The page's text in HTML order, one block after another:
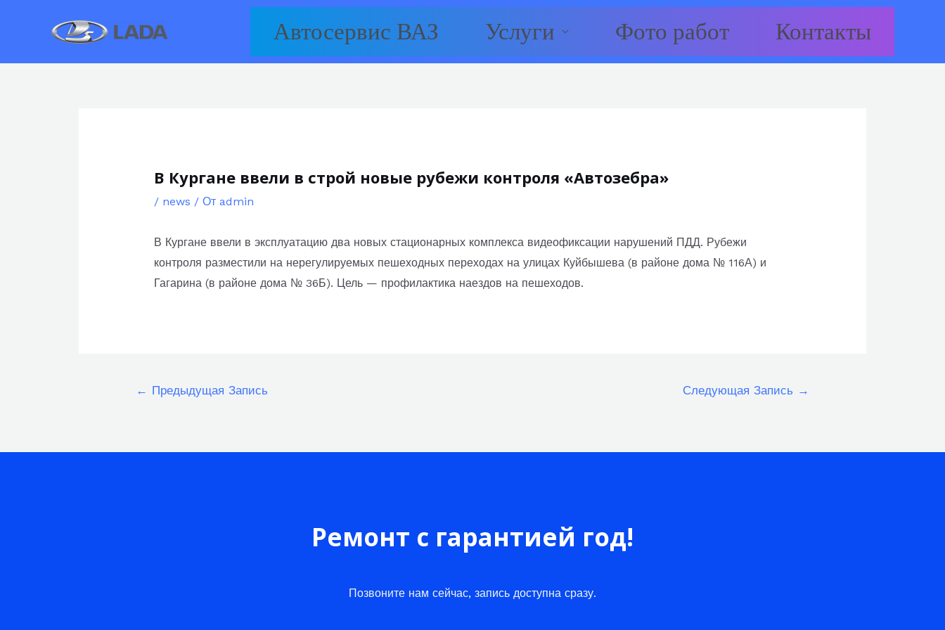
Автосервис ВАЗ Услуги Фото работ Контакты
В Кургане ввели в строй новые рубежи контроля «Автозебра»
/ news / От admin
В Кургане ввели в эксплуатацию два новых стационарных комплекса видеофиксации нарушений ПДД. Рубежи
контроля разместили на нерегулируемых пешеходных переходах на улицах Куйбышева (в районе дома № 116А) и
Гагарина (в районе дома № 36Б). Цель — профилактика наездов на пешеходов.
Навигация
← Предыдущая Запись Следующая Запись →
Ремонт с гарантией год!
Позвоните нам сейчас, запись доступна сразу.